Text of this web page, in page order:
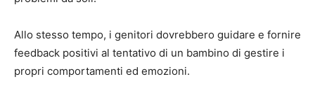
Allo stesso tempo, i genitori dovrebbero guidare e fornire
feedback positivi al tentativo di un bambino di gestire i
propri comportamenti ed emozioni.